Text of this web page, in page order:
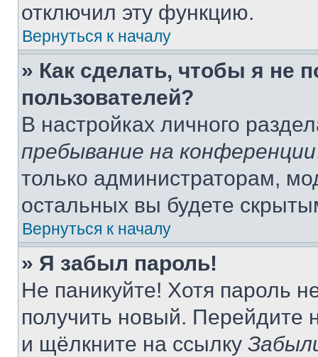
отключил эту функцию.
Вернуться к началу
» Как сделать, чтобы я не
пользователей?
В настройках личного
пребывание на конференции
только администраторам,
остальных вы будете
Вернуться к началу
» Я забыл пароль!
Не паникуйте! Хотя пароль
получить новый. Перейдите
и щёлкните на ссылку